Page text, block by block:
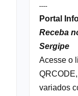
----
Portal
Receba
Sergipe
Acesse o
variados